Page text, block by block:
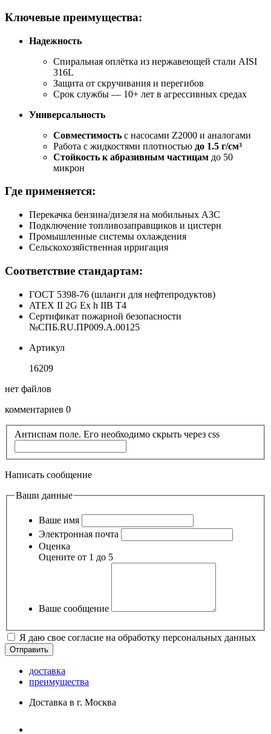
Ключевые преимущества:
Надежность
Спиральная оплётка из нержавеющей стали AISI
316L
Защита от скручивания и перегибов
Срок службы — 10+ лет в агрессивных средах
Универсальность
Совместимость с насосами Z2000 и аналогами
Работа с жидкостями плотностью до 1.5 г/см³
Стойкость к абразивным частицам до 50
микрон
Где применяется:
Перекачка бензина/дизеля на мобильных АЗС
Подключение топливозаправщиков и цистерн
Промышленные системы охлаждения
Сельскохозяйственная ирригация
Соответствие стандартам:
ГОСТ 5398-76 (шланги для нефтепродуктов)
ATEX II 2G Ex h IIB T4
Сертификат пожарной безопасности
№СПБ.RU.ПР009.А.00125
Артикул
16209
нет файлов
комментариев 0
Антиспам поле. Его необходимо скрыть через css
Написать сообщение
Ваши данные
Ваше имя
Электронная почта
Оценка
Оцените от 1 до 5
Ваше сообщение
Я даю свое согласие на обработку персональных данных
доставка
преимущества
Доставка в г. Москва